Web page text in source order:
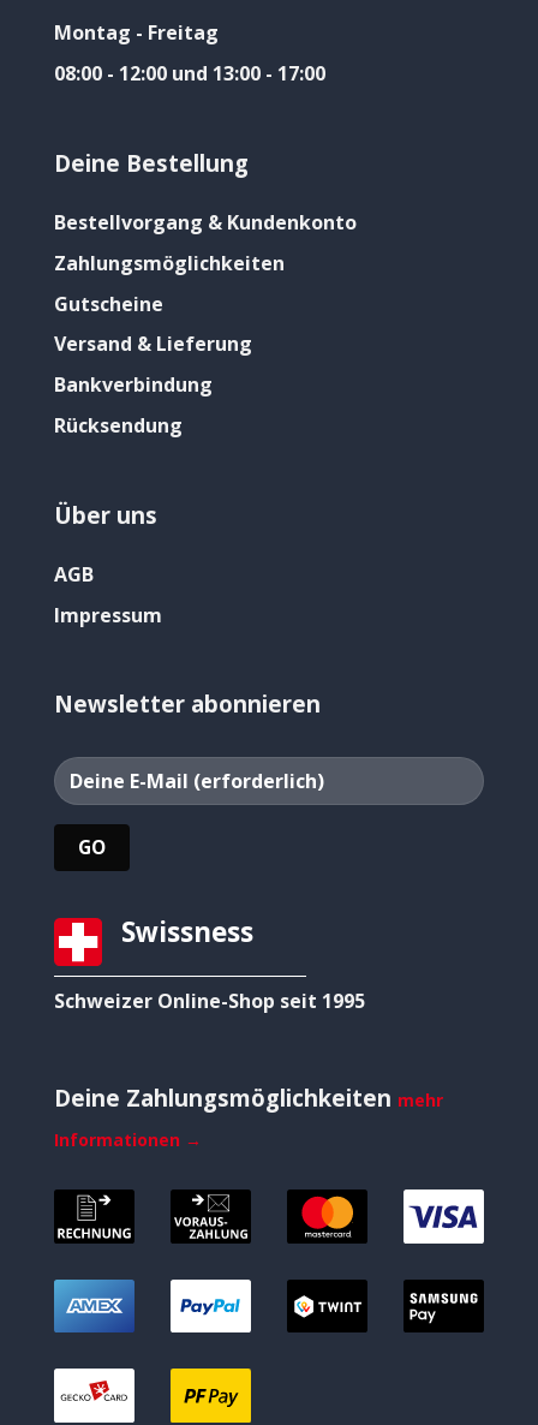
Montag - Freitag
08:00 - 12:00 und 13:00 - 17:00
Deine Bestellung
Bestellvorgang & Kundenkonto
Zahlungsmöglichkeiten
Gutscheine
Versand & Lieferung
Bankverbindung
Rücksendung
Über uns
AGB
Impressum
Newsletter abonnieren
Swissness
Schweizer Online-Shop seit 1995
Deine Zahlungsmöglichkeiten mehr
Informationen →